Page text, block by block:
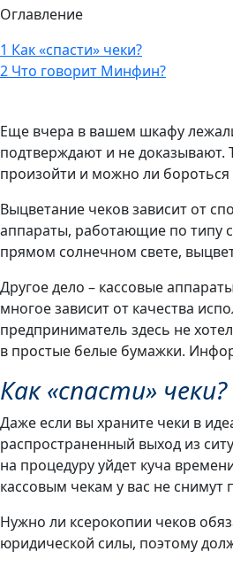
Оглавление
1 Как «спасти» чеки?
2 Что говорит Минфин?
Еще вчера в вашем шкафу
подтверждают и не доказывают.
произойти и можно ли бороться
Выцветание чеков зависит от
аппараты, работающие по типу
прямом солнечном свете,
Другое дело – кассовые
многое зависит от качества
предприниматель здесь не
в простые белые бумажки.
Как «спасти» чеки?
Даже если вы храните чеки в
распространенный выход из
на процедуру уйдет куча
кассовым чекам у вас не снимут
Нужно ли ксерокопии чеков
юридической силы, поэтому